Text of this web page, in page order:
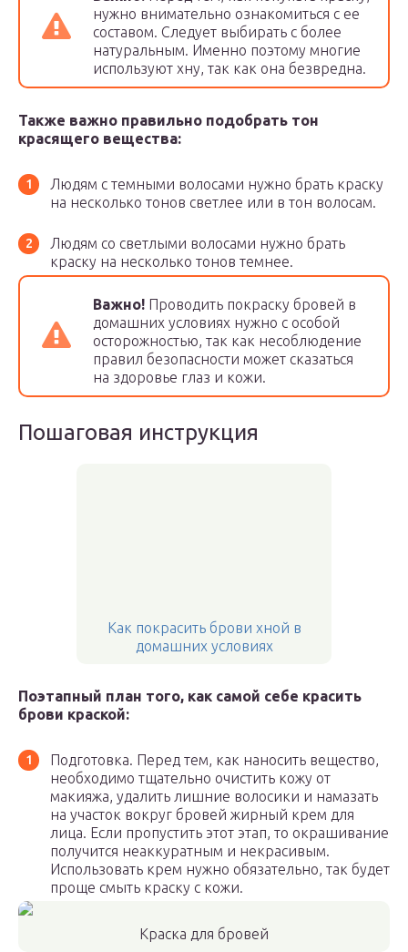
нужно внимательно ознакомиться с ее
составом. Следует выбирать с более
натуральным. Именно поэтому многие
используют хну, так как она безвредна.
Также важно правильно подобрать тон
красящего вещества:
Людям с темными волосами нужно брать краску
на несколько тонов светлее или в тон волосам.
Людям со светлыми волосами нужно брать
краску на несколько тонов темнее.
Важно! Проводить покраску бровей в
домашних условиях нужно с особой
осторожностью, так как несоблюдение
правил безопасности может сказаться
на здоровье глаз и кожи.
Пошаговая инструкция
Как покрасить брови хной в
домашних условиях
Поэтапный план того, как самой себе красить
брови краской:
Подготовка. Перед тем, как наносить вещество,
необходимо тщательно очистить кожу от
макияжа, удалить лишние волосики и намазать
на участок вокруг бровей жирный крем для
лица. Если пропустить этот этап, то окрашивание
получится неаккуратным и некрасивым.
Использовать крем нужно обязательно, так будет
проще смыть краску с кожи.
Краска для бровей